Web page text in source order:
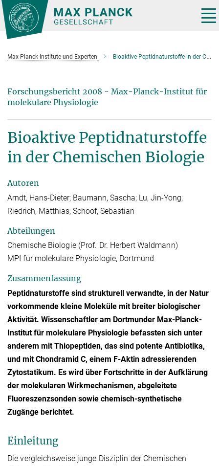
Hauptinhalt
Max-Planck-Institute und Experten Bioaktive Peptidnaturstoffe in der Chemischen Biologie
Forschungsbericht 2008 - Max-Planck-Institut für
molekulare Physiologie
Bioaktive Peptidnaturstoffe
in der Chemischen Biologie
Autoren
Arndt, Hans-Dieter; Baumann, Sascha; Lu, Jin-Yong;
Riedrich, Matthias; Schoof, Sebastian
Abteilungen
Chemische Biologie (Prof. Dr. Herbert Waldmann)
MPI für molekulare Physiologie, Dortmund
Zusammenfassung
Peptidnaturstoffe sind strukturell verwandte, in der Natur
vorkommende kleine Moleküle mit breiter biologischer
Aktivität. Wissenschaftler am Dortmunder Max-Planck-
Institut für molekulare Physiologie befassten sich unter
anderem mit Thiopeptiden, das sind potente Antibiotika,
und mit Chondramid C, einem F-Aktin adressierenden
Zytostatikum. Es wird über Fortschritte in der Aufklärung
der molekularen Wirkmechanismen, abgeleitete
Fluoreszenzsonden sowie chemisch-synthetische
Zugänge berichtet.
Einleitung
Die vergleichsweise junge Disziplin der Chemischen